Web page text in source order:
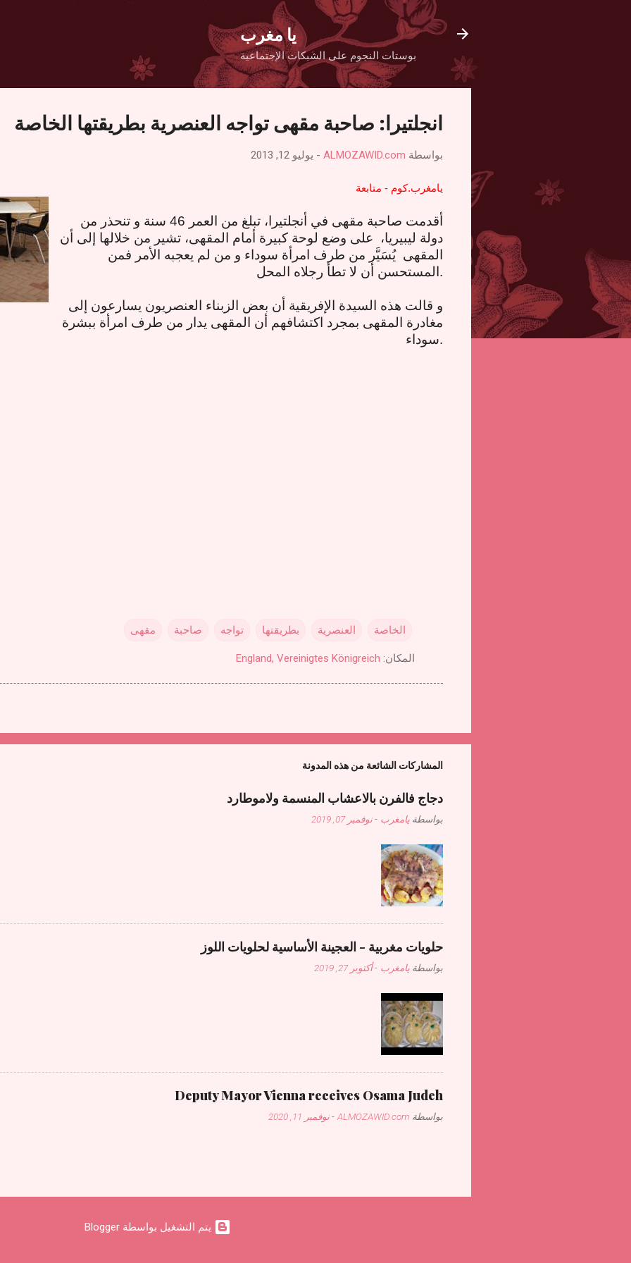
يا مغرب
بوستات النجوم على الشبكات الإجتماعية
انجلتيرا: صاحبة مقهى تواجه العنصرية بطريقتها الخاصة‎
بواسطة ALMOZAWID.com
- يوليو 12, 2013
يامغرب.كوم - متابعة
أقدمت صاحبة مقهى في أنجلتيرا، تبلغ من العمر 46 سنة و تنحذر من
دولة ليبيريا،
على وضع لوحة كبيرة أمام المقهى، تشير من خلالها إلى أن
المقهى يُسَيَّر من طرف امرأة سوداء و من لم يعجبه الأمر فمن
المستحسن أن لا تطأ رجلاه المحل.
و قالت هذه السيدة الإفريقية أن بعض الزبناء العنصريون يسارعون إلى
مغادرة المقهى بمجرد اكتشافهم أن المقهى يدار من طرف امرأة ببشرة
سوداء.
الخاصة العنصرية بطريقتها تواجه صاحبة مقهى
المكان: England, Vereinigtes Königreich
المشاركات الشائعة من هذه المدونة
دجاج فالفرن بالاعشاب المنسمة ولاموطارد
بواسطة يامغرب -نوفمبر 07, 2019
حلويات مغربية - العجينة الأساسية لحلويات اللوز
بواسطة يامغرب -أكتوبر 27, 2019
Deputy Mayor Vienna receives Osama Judeh
بواسطة ALMOZAWID.com
-نوفمبر 11, 2020
‏يتم التشغيل بواسطة Blogger